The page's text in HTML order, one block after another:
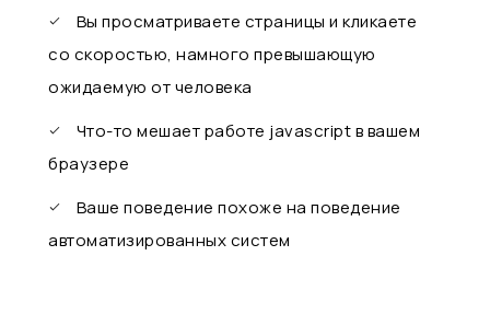
Вы просматриваете страницы и кликаете
со скоростью, намного превышающую
ожидаемую от человека
Что-то мешает работе javascript в вашем
браузере
Ваше поведение похоже на поведение
автоматизированных систем